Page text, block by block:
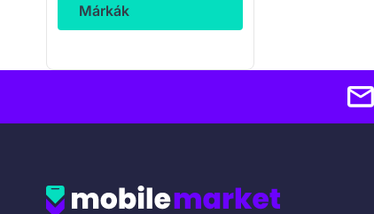
Márkák